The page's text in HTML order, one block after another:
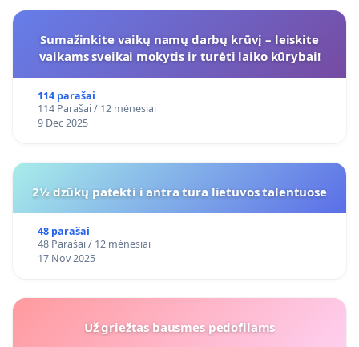
Sumažinkite vaikų namų darbų krūvį – leiskite
vaikams sveikai mokytis ir turėti laiko kūrybai!
114 parašai
114 Parašai / 12 mėnesiai
9 Dec 2025
2½ dzūkų patekti i antra tura lietuvos talentuose
48 parašai
48 Parašai / 12 mėnesiai
17 Nov 2025
Už griežtas bausmes pedofilams